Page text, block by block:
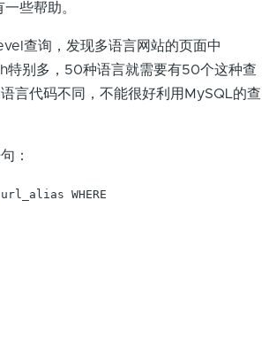
些帮助。
查询，发现多语言网站的页面中
别多，50种语言就需要有50个这种查
言代码不同，不能很好利用MySQL的查
：
WHERE